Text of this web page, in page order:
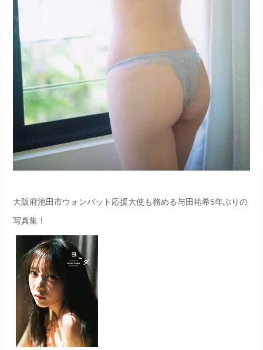
大阪府池田市ウォンバット応援大使も務める与田祐希5年ぶりの
写真集！